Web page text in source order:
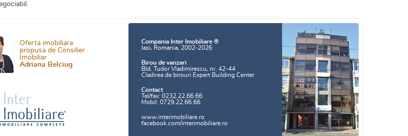
Oferta imobiliara
propusa de Consilier
Imobiliar
Adriana Belciug
Compania Inter Imobiliare ®
Iasi, Romania, 2002-2026
Birou de vanzari
Bld. Tudor Vladimirescu, nr. 42-44
Cladirea de birouri Expert Building Center
Contact
Tel/fax: 0232.22.66.66
Mobil: 0729.22.66.66
www.interimobiliare.ro
facebook.com/interimobiliare.ro